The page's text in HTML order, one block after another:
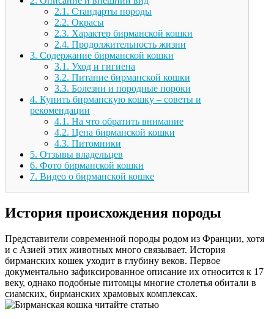
2.1. Стандарты породы
2.2. Окрасы
2.3. Характер бирманской кошки
2.4. Продолжительность жизни
3. Содержание бирманской кошки
3.1. Уход и гигиена
3.2. Питание бирманской кошки
3.3. Болезни и породные пороки
4. Купить бирманскую кошку – советы и
рекомендации
4.1. На что обратить внимание
4.2. Цена бирманской кошки
4.3. Питомники
5. Отзывы владельцев
6. Фото бирманской кошки
7. Видео о бирманской кошке
История происхождения породы
Представители современной породы родом из Франции, хотя
и с Азией этих животных много связывает. История
бирманских кошек уходит в глубину веков. Первое
документально зафиксированное описание их относится к 17
веку, однако подобные питомцы многие столетья обитали в
сиамских, бирманских храмовых комплексах.